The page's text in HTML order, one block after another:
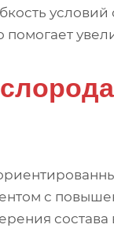
условий
помогает
с
состава